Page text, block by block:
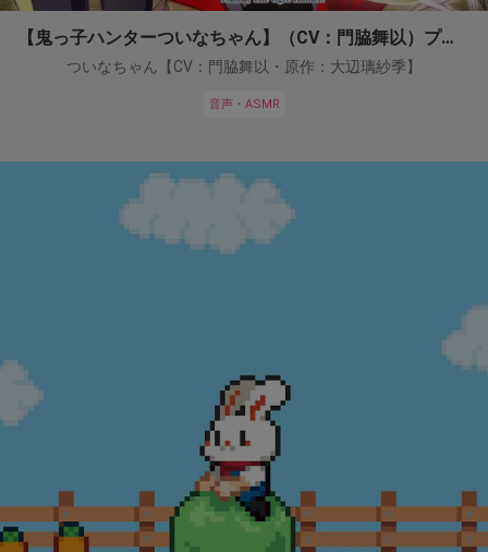
【鬼っ子ハンターついなちゃん】（CV：門脇舞以）プロジェクト！
ついなちゃん【CV：門脇舞以・原作：大辺璃紗季】
音声・ASMR